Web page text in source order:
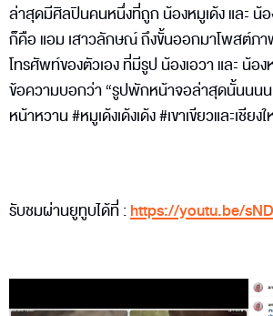
ล่าสุดมีศิลปินคนหนึ่งที่ถูก น้องหมูเด้ง และ น้
ก็คือ แอม เสาวลักษณ์ ถึงขั้นออกมาโพสต์ภ
โทรศัพท์ของตัวเอง ที่มีรูป น้องเอวา และ น้อ
ข้อความบอกว่า “รูปพักหน้าจอล่าสุดนั้นนนน
หน้าหวาน #หมูเด้งเด้งเด้ง #เขาเขียวและเชียง
รับชมผ่านยูทูบได้ที่ :https://youtu.be/